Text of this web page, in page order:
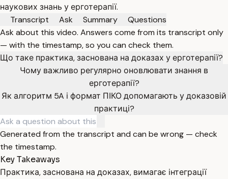
наукових знань у ерготерапії.
Transcript
Ask Summary
Questions
Ask about this video. Answers come from its transcript only
— with the timestamp, so you can check them.
Що таке практика, заснована на доказах у ерготерапії?
Чому важливо регулярно оновлювати знання в
ерготерапії?
Як алгоритм 5A і формат ПІКО допомагають у доказовій
практиці?
Generated from the transcript and can be wrong — check
the timestamp.
Key Takeaways
Практика, заснована на доказах, вимагає інтеграції